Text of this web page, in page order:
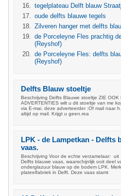
tegelplateau Delft blauw
oude delfts blauwe tegels
Zilveren hanger met delfts
de Porceleyne Fles prachtig
(Reyshof)
de Porceleyne Fles: delfts
(Reyshof)
Delfts Blauw stoeltje
Beschrijving Delfts Blauwe stoeltje ZIE OOK
ADVERTENTIES wilt u dit stoeltje van me
via E-mai. deze adverteerder :Of mail naar
altijd op mail. Krijgt u geen.rea
LPK - de Lampetkan - Delfts
vaas.
Beschrijving Voor de echte verzamelaar:
Delfts blauwe vaas, waarschijnlijk ooit deel
onderglazuur blauw op de bodem LPK.
plateelfabriek in Delft. Deze vaas stamt